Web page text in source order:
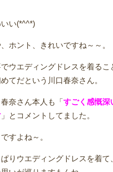
い(*^^*)
ホント、きれいですね～～。
ウエディングドレスを着る
てだという川口春奈さん。
春奈さん本人も「 すごく感慨深
」とコメントしてました。
すよね～。
りウエディングドレスを着